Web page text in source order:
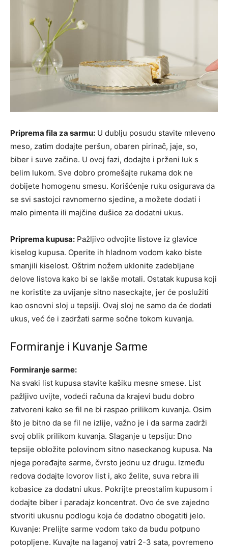
Priprema fila za sarmu: U dublju posudu stavite mleveno
meso, zatim dodajte peršun, obaren pirinač, jaje, so,
biber i suve začine. U ovoj fazi, dodajte i prženi luk s
belim lukom. Sve dobro promešajte rukama dok ne
dobijete homogenu smesu. Korišćenje ruku osigurava da
se svi sastojci ravnomerno sjedine, a možete dodati i
malo pimenta ili majčine dušice za dodatni ukus.
Priprema kupusa: Pažljivo odvojite listove iz glavice
kiselog kupusa. Operite ih hladnom vodom kako biste
smanjili kiselost. Oštrim nožem uklonite zadebljane
delove listova kako bi se lakše motali. Ostatak kupusa koji
ne koristite za uvijanje sitno naseckajte, jer će poslužiti
kao osnovni sloj u tepsiji. Ovaj sloj ne samo da će dodati
ukus, već će i zadržati sarme sočne tokom kuvanja.
Formiranje i Kuvanje Sarme
Formiranje sarme:
Na svaki list kupusa stavite kašiku mesne smese. List
pažljivo uvijte, vodeći računa da krajevi budu dobro
zatvoreni kako se fil ne bi raspao prilikom kuvanja. Osim
što je bitno da se fil ne izlije, važno je i da sarma zadrži
svoj oblik prilikom kuvanja. Slaganje u tepsiju: Dno
tepsije obložite polovinom sitno naseckanog kupusa. Na
njega poređajte sarme, čvrsto jednu uz drugu. Između
redova dodajte lovorov list i, ako želite, suva rebra ili
kobasice za dodatni ukus. Pokrijte preostalim kupusom i
dodajte biber i paradajz koncentrat. Ovo će sve zajedno
stvoriti ukusnu podlogu koja će dodatno obogatiti jelo.
Kuvanje: Prelijte sarme vodom tako da budu potpuno
potopljene. Kuvajte na laganoj vatri 2-3 sata, povremeno